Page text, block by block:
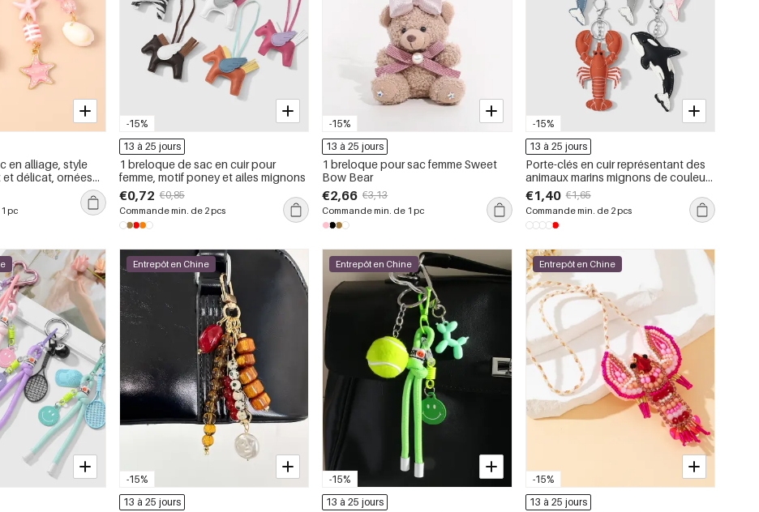
en alliage, style
délicat, ornées
d&#39;étoiles de
Series
pc
-15%
13 à 25 jours
1 breloque de sac en cuir pour
femme, motif poney et ailes mignons
€0,72 €0,85
Commande min. de 2 pcs
-15%
13 à 25 jours
1 breloque pour sac femme Sweet
Bow Bear
€2,66 €3,13
Commande min. de 1 pc
-15%
13 à 25 jours
Porte-clés en cuir représentant des
animaux marins mignons de couleurs
variées, série simple
€1,40 €1,65
Commande min. de 2 pcs
-15%
Entrepôt en Chine
13 à 25 jours
-15%
Entrepôt en Chine
13 à 25 jours
-15%
Entrepôt en Chine
13 à 25 jours